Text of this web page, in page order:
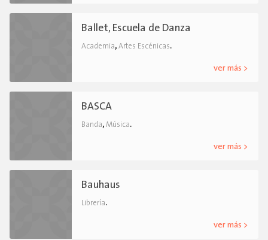
Ballet, Escuela de Danza
Academia, Artes Escénicas.
ver más >
BASCA
Banda, Música.
ver más >
Bauhaus
Librería.
ver más >